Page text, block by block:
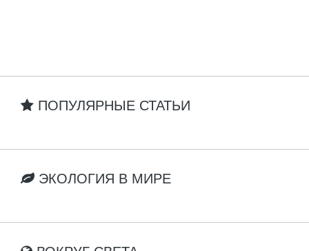
ПОПУЛЯРНЫЕ СТАТЬИ
ЭКОЛОГИЯ В МИРЕ